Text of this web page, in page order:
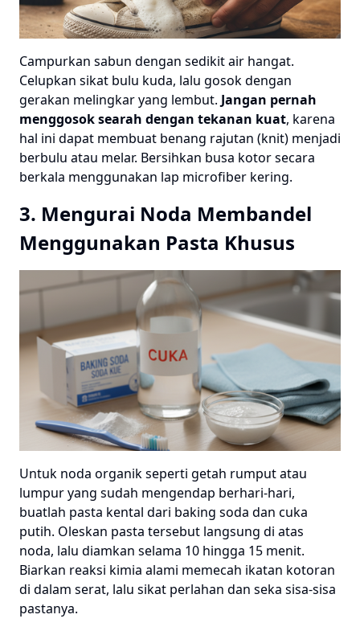
Campurkan sabun dengan sedikit air hangat.
Celupkan sikat bulu kuda, lalu gosok dengan
gerakan melingkar yang lembut. Jangan pernah
menggosok searah dengan tekanan kuat, karena
hal ini dapat membuat benang rajutan (knit) menjadi
berbulu atau melar. Bersihkan busa kotor secara
berkala menggunakan lap microfiber kering.
3. Mengurai Noda Membandel
Menggunakan Pasta Khusus
Untuk noda organik seperti getah rumput atau
lumpur yang sudah mengendap berhari-hari,
buatlah pasta kental dari baking soda dan cuka
putih. Oleskan pasta tersebut langsung di atas
noda, lalu diamkan selama 10 hingga 15 menit.
Biarkan reaksi kimia alami memecah ikatan kotoran
di dalam serat, lalu sikat perlahan dan seka sisa-sisa
pastanya.